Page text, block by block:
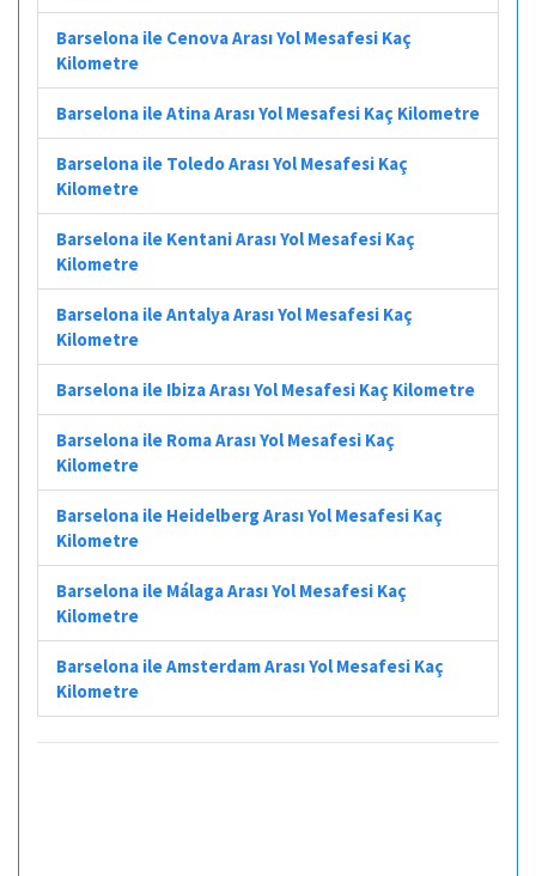
Barselona ile Cenova Arası Yol Mesafesi Kaç
Kilometre
Barselona ile Atina Arası Yol Mesafesi Kaç Kilometre
Barselona ile Toledo Arası Yol Mesafesi Kaç
Kilometre
Barselona ile Kentani Arası Yol Mesafesi Kaç
Kilometre
Barselona ile Antalya Arası Yol Mesafesi Kaç
Kilometre
Barselona ile Ibiza Arası Yol Mesafesi Kaç Kilometre
Barselona ile Roma Arası Yol Mesafesi Kaç
Kilometre
Barselona ile Heidelberg Arası Yol Mesafesi Kaç
Kilometre
Barselona ile Málaga Arası Yol Mesafesi Kaç
Kilometre
Barselona ile Amsterdam Arası Yol Mesafesi Kaç
Kilometre